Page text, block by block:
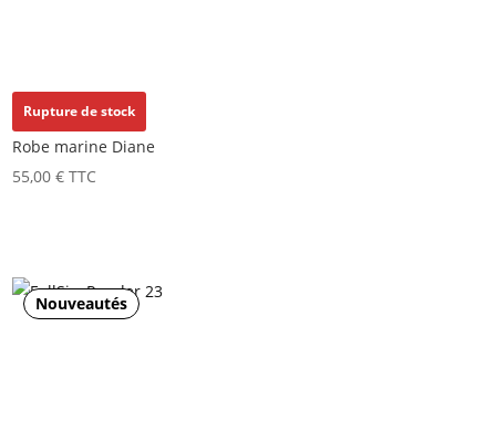
Rupture de stock
Robe marine Diane
55,00€ TTC
Nouveautés